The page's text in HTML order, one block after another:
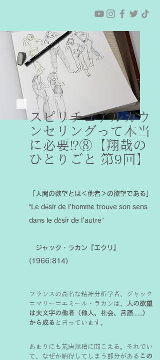
スピリチュアルカウ
ンセリングって本当
に必要⁉︎⑧【翔哉の
ひとりごと 第9回】
「人間の欲望とは＜他者＞の欲望である」
“Le désir de l'homme trouve son sens
dans le désir de l'autre”
ジャック・ラカン『エクリ』
(1966:814)
フランスの高名な精神分析学者、ジャック
＝マリー＝エミール・ラカンは、
人の欲望
は大文字の他者（他人、社会、言語......）
から成る と言っています。
あまりにも荒唐無稽に聞こえる。それでい
て、なぜか納得してしまう部分がある この